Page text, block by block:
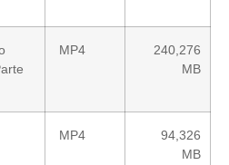
MP4
240,276
MB
MP4
94,326
MB